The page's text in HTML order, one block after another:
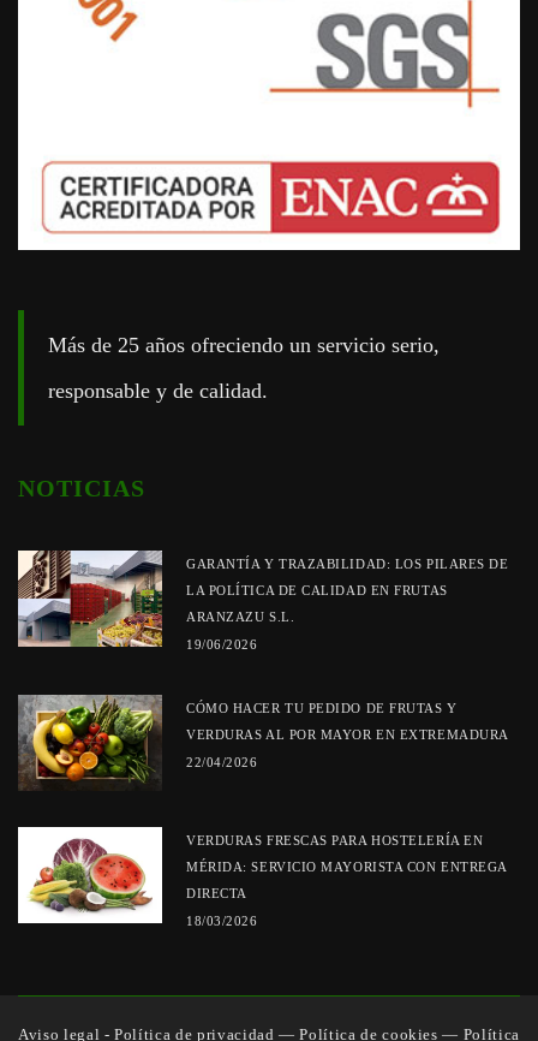
Más de 25 años ofreciendo un servicio serio,
responsable y de calidad.
NOTICIAS
GARANTÍA Y TRAZABILIDAD: LOS PILARES DE
LA POLÍTICA DE CALIDAD EN FRUTAS
ARANZAZU S.L.
19/06/2026
CÓMO HACER TU PEDIDO DE FRUTAS Y
VERDURAS AL POR MAYOR EN EXTREMADURA
22/04/2026
VERDURAS FRESCAS PARA HOSTELERÍA EN
MÉRIDA: SERVICIO MAYORISTA CON ENTREGA
DIRECTA
18/03/2026
Aviso legal - Política de privacidad —Política de cookies — Política